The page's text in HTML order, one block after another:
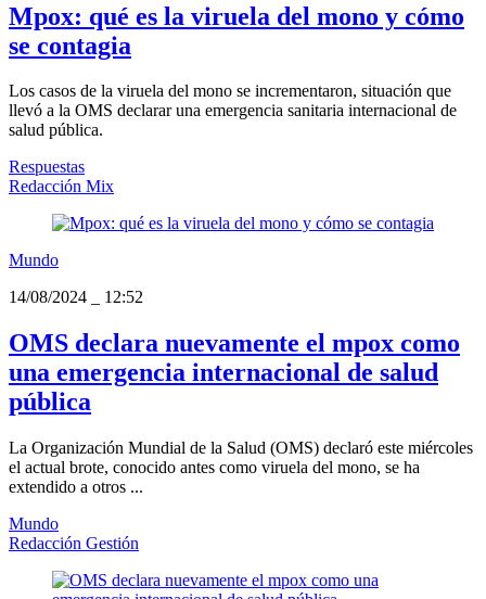
Mpox: qué es la viruela del mono y cómo
se contagia
Los casos de la viruela del mono se incrementaron, situación que
llevó a la OMS declarar una emergencia sanitaria internacional de
salud pública.
Respuestas
Redacción Mix
Mundo
14/08/2024
12:52
OMS declara nuevamente el mpox como
una emergencia internacional de salud
pública
La Organización Mundial de la Salud (OMS) declaró este miércoles
el actual brote, conocido antes como viruela del mono, se ha
extendido a otros ...
Mundo
Redacción Gestión